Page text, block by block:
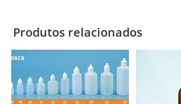
Produtos relacionados